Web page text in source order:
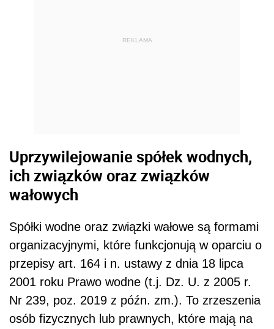
REKLAMA
Uprzywilejowanie spółek wodnych,
ich związków oraz związków
wałowych
Spółki wodne oraz związki wałowe są formami
organizacyjnymi, które funkcjonują w oparciu o
przepisy art. 164 i n. ustawy z dnia 18 lipca
2001 roku Prawo wodne (t.j. Dz. U. z 2005 r.
Nr 239, poz. 2019 z późn. zm.). To zrzeszenia
osób fizycznych lub prawnych, które mają na